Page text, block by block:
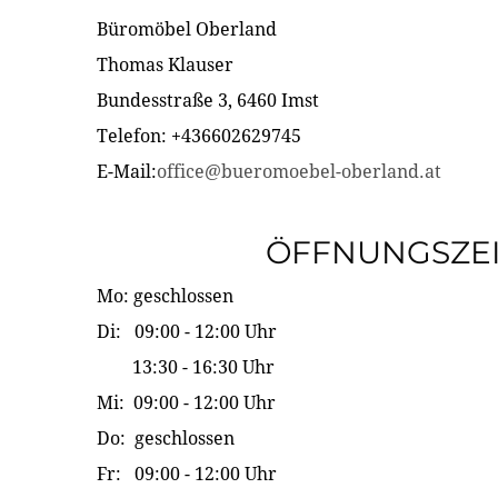
Büromöbel Oberland
Thomas Klauser
Bundesstraße 3, 6460 Imst
Telefon: +436602629745
E-Mail:office@bueromoebel-oberland.at
Mo: geschlossen
Di: 09:00 - 12:00 Uhr
13:30 - 16:30 Uhr
Mi: 09:00 - 12:00 Uhr
Do: geschlossen
Fr: 09:00 - 12:00 Uhr